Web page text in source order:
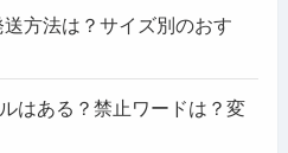
方法は？サイズ別のおす
はある？禁止ワードは？変